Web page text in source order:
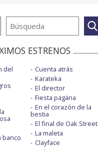
ESTRENOS
del
banco
Cuenta atrás
Karateka
El director
Fiesta pagäna
En el corazón de la
bestia
El final de Oak Street
La maleta
Clayface